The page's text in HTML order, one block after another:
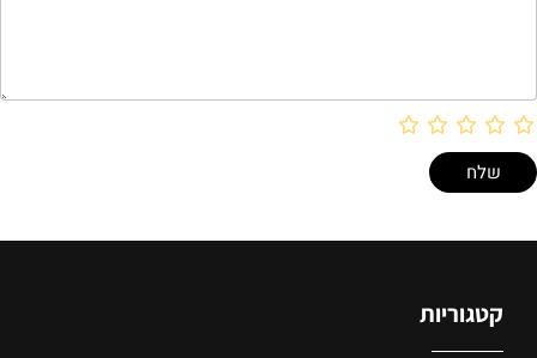
קטגוריות